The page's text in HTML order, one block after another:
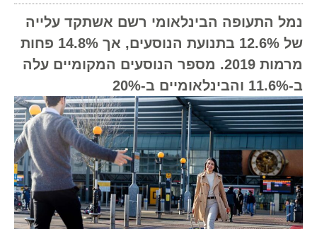
נמל התעופה הבינלאומי רשם אשתקד עלייה
של 12.6% בתנועת הנוסעים, אך 14.8% פחות
מרמות 2019. מספר הנוסעים המקומיים עלה
ב-11.6% והבינלאומיים ב-20%